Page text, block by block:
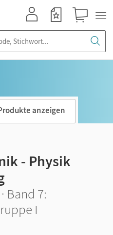
anzeigen
- Physik
Band 7:
I